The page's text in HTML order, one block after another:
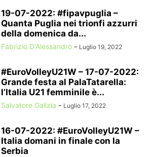
19-07-2022: #fipavpuglia –
Quanta Puglia nei trionfi azzurri
della domenica da...
Fabrizio D'Alessandro - Luglio 19, 2022
#EuroVolleyU21W – 17-07-2022:
Grande festa al PalaTatarella:
l’Italia U21 femminile è...
Salvatore Galizia - Luglio 17, 2022
16-07-2022: #EuroVolleyU21W –
Italia domani in finale con la
Serbia